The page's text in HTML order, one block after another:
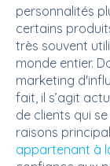
personnalités
certains
très souvent
monde entier.
marketing
fait, il s’agit
de clients qui
raisons
appartenant à